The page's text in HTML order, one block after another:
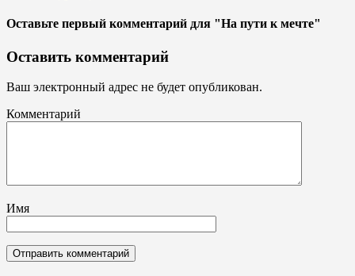
Оставьте первый комментарий для "На пути к мечте"
Оставить комментарий
Ваш электронный адрес не будет опубликован.
Комментарий
Имя